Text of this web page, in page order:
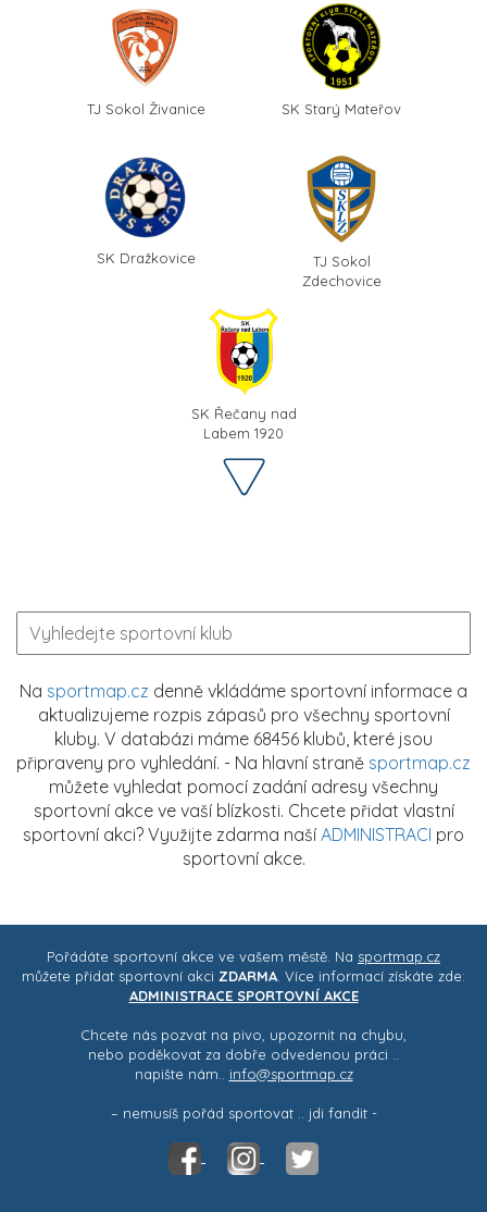
TJ Sokol Živanice SK Starý Mateřov
SK Dražkovice
TJ Sokol
Zdechovice
SK Řečany nad
Labem 1920
Na sportmap.cz denně vkládáme sportovní informace a
aktualizujeme rozpis zápasů pro všechny sportovní
kluby. V databázi máme 68456 klubů, které jsou
připraveny pro vyhledání. - Na hlavní straně sportmap.cz
můžete vyhledat pomocí zadání adresy všechny
sportovní akce ve vaší blízkosti. Chcete přidat vlastní
sportovní akci? Využijte zdarma naší ADMINISTRACI pro
sportovní akce.
Pořádáte sportovní akce ve vašem městě. Na sportmap.cz
můžete přidat sportovní akci ZDARMA . Více informací získáte zde:
ADMINISTRACE SPORTOVNÍ AKCE
Chcete nás pozvat na pivo, upozornit na chybu,
nebo poděkovat za dobře odvedenou práci ..
napište nám.. info@sportmap.cz
– nemusíš pořád sportovat .. jdi fandit -